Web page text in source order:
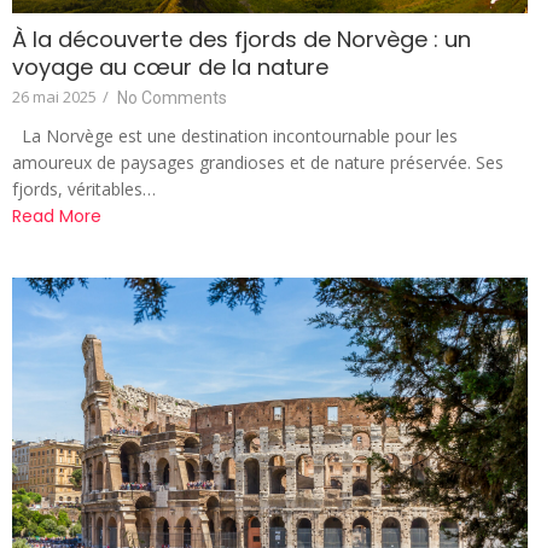
À la découverte des fjords de Norvège : un
voyage au cœur de la nature
26 mai 2025 / No Comments
La Norvège est une destination incontournable pour les
amoureux de paysages grandioses et de nature préservée. Ses
fjords, véritables…
Read More